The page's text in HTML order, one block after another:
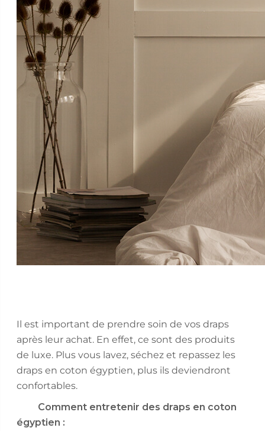
Il est important de prendre soin de vos draps
après leur achat. En effet, ce sont des produits
de luxe. Plus vous lavez, séchez et repassez les
draps en coton égyptien, plus ils deviendront
confortables.
Comment entretenir des draps en coton
égyptien :